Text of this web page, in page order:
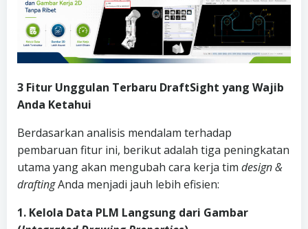
3 Fitur Unggulan Terbaru DraftSight yang Wajib
Anda Ketahui
Berdasarkan analisis mendalam terhadap
pembaruan fitur ini, berikut adalah tiga peningkatan
utama yang akan mengubah cara kerja tim design &
draftingAnda menjadi jauh lebih efisien:
1. Kelola Data PLM Langsung dari Gambar